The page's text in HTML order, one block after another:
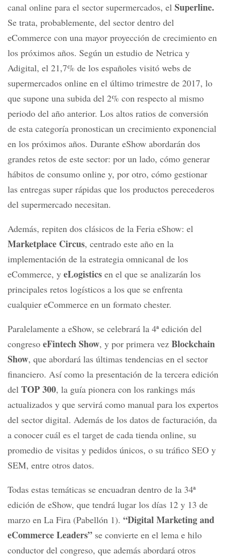
canal online para el sector supermercados, el Superline.
Se trata, probablemente, del sector dentro del
eCommerce con una mayor proyección de crecimiento en
los próximos años. Según un estudio de Netrica y
Adigital, el 21,7% de los españoles visitó webs de
supermercados online en el último trimestre de 2017, lo
que supone una subida del 2% con respecto al mismo
periodo del año anterior. Los altos ratios de conversión
de esta categoría pronostican un crecimiento exponencial
en los próximos años. Durante eShow abordarán dos
grandes retos de este sector: por un lado, cómo generar
hábitos de consumo online y, por otro, cómo gestionar
las entregas super rápidas que los productos perecederos
del supermercado necesitan.
Además, repiten dos clásicos de la Feria eShow: el
Marketplace Circus, centrado este año en la
implementación de la estrategia omnicanal de los
eCommerce, y eLogistics en el que se analizarán los
principales retos logísticos a los que se enfrenta
cualquier eCommerce en un formato chester.
Paralelamente a eShow, se celebrará la 4ª edición del
congreso eFintech Show, y por primera vez Blockchain
Show, que abordará las últimas tendencias en el sector
financiero. Así como la presentación de la tercera edición
del TOP 300, la guía pionera con los rankings más
actualizados y que servirá como manual para los expertos
del sector digital. Además de los datos de facturación, da
a conocer cuál es el target de cada tienda online, su
promedio de visitas y pedidos únicos, o su tráfico SEO y
SEM, entre otros datos.
Todas estas temáticas se encuadran dentro de la 34ª
edición de eShow, que tendrá lugar los días 12 y 13 de
marzo en La Fira (Pabellón 1). “Digital Marketing and
eCommerce Leaders” se convierte en el lema e hilo
conductor del congreso, que además abordará otros